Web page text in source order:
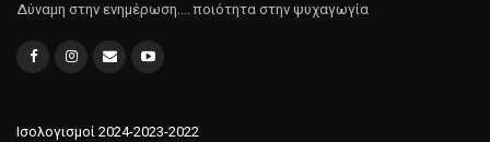
Δύναμη στην ενημέρωση.... ποιότητα στην ψυχαγωγία
Ισολογισμοί 2024-2023-2022